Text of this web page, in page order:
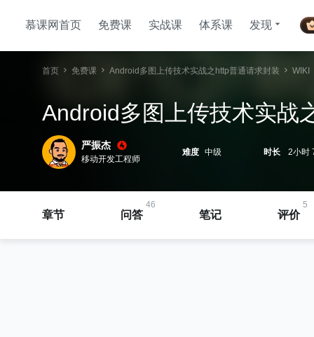
慕课网首页 免费课 实战课 体系课 发现
首页 免费课 Android多图上传技术实战之http普通请求封装 WIKI
Android多图上传技术实战
严振杰
移动开发工程师
难度 中级 时长 2小时
章节
46
问答 笔记
5
评价